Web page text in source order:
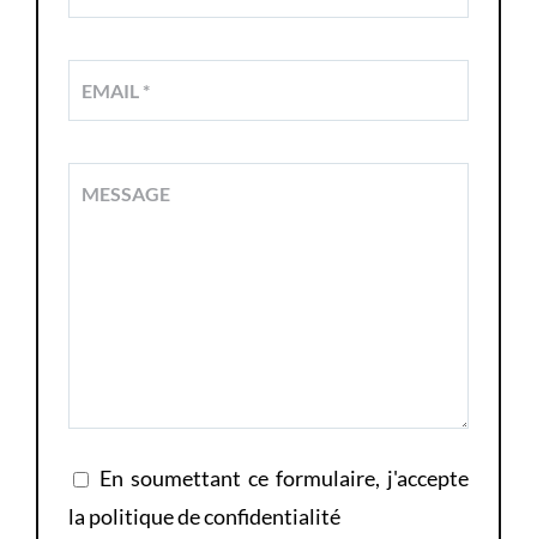
En soumettant ce formulaire, j'accepte
la politique de confidentialité